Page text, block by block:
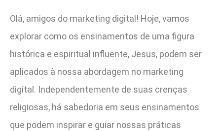
Olá, amigos do marketing digital! Hoje, vamos
explorar como os ensinamentos de uma figura
histórica e espiritual influente, Jesus, podem ser
aplicados à nossa abordagem no marketing
digital. Independentemente de suas crenças
religiosas, há sabedoria em seus ensinamentos
que podem inspirar e guiar nossas práticas